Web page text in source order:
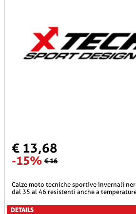
€ 13,68
-15% € 16
calze moto tecniche sportive invernali nere xtech taglie variabili
dal 35 al 46 resistenti anche a
DETAILS